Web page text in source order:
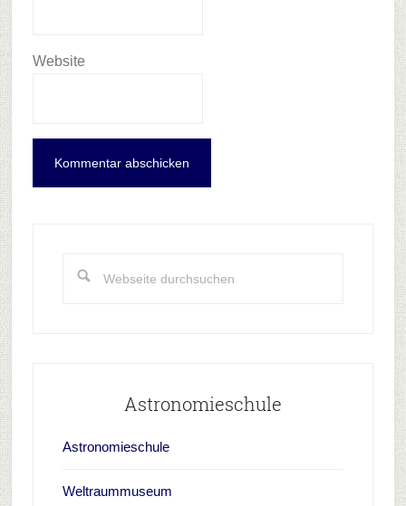
Website
durchsuchen
Astronomieschule
Astronomieschule
Weltraummuseum